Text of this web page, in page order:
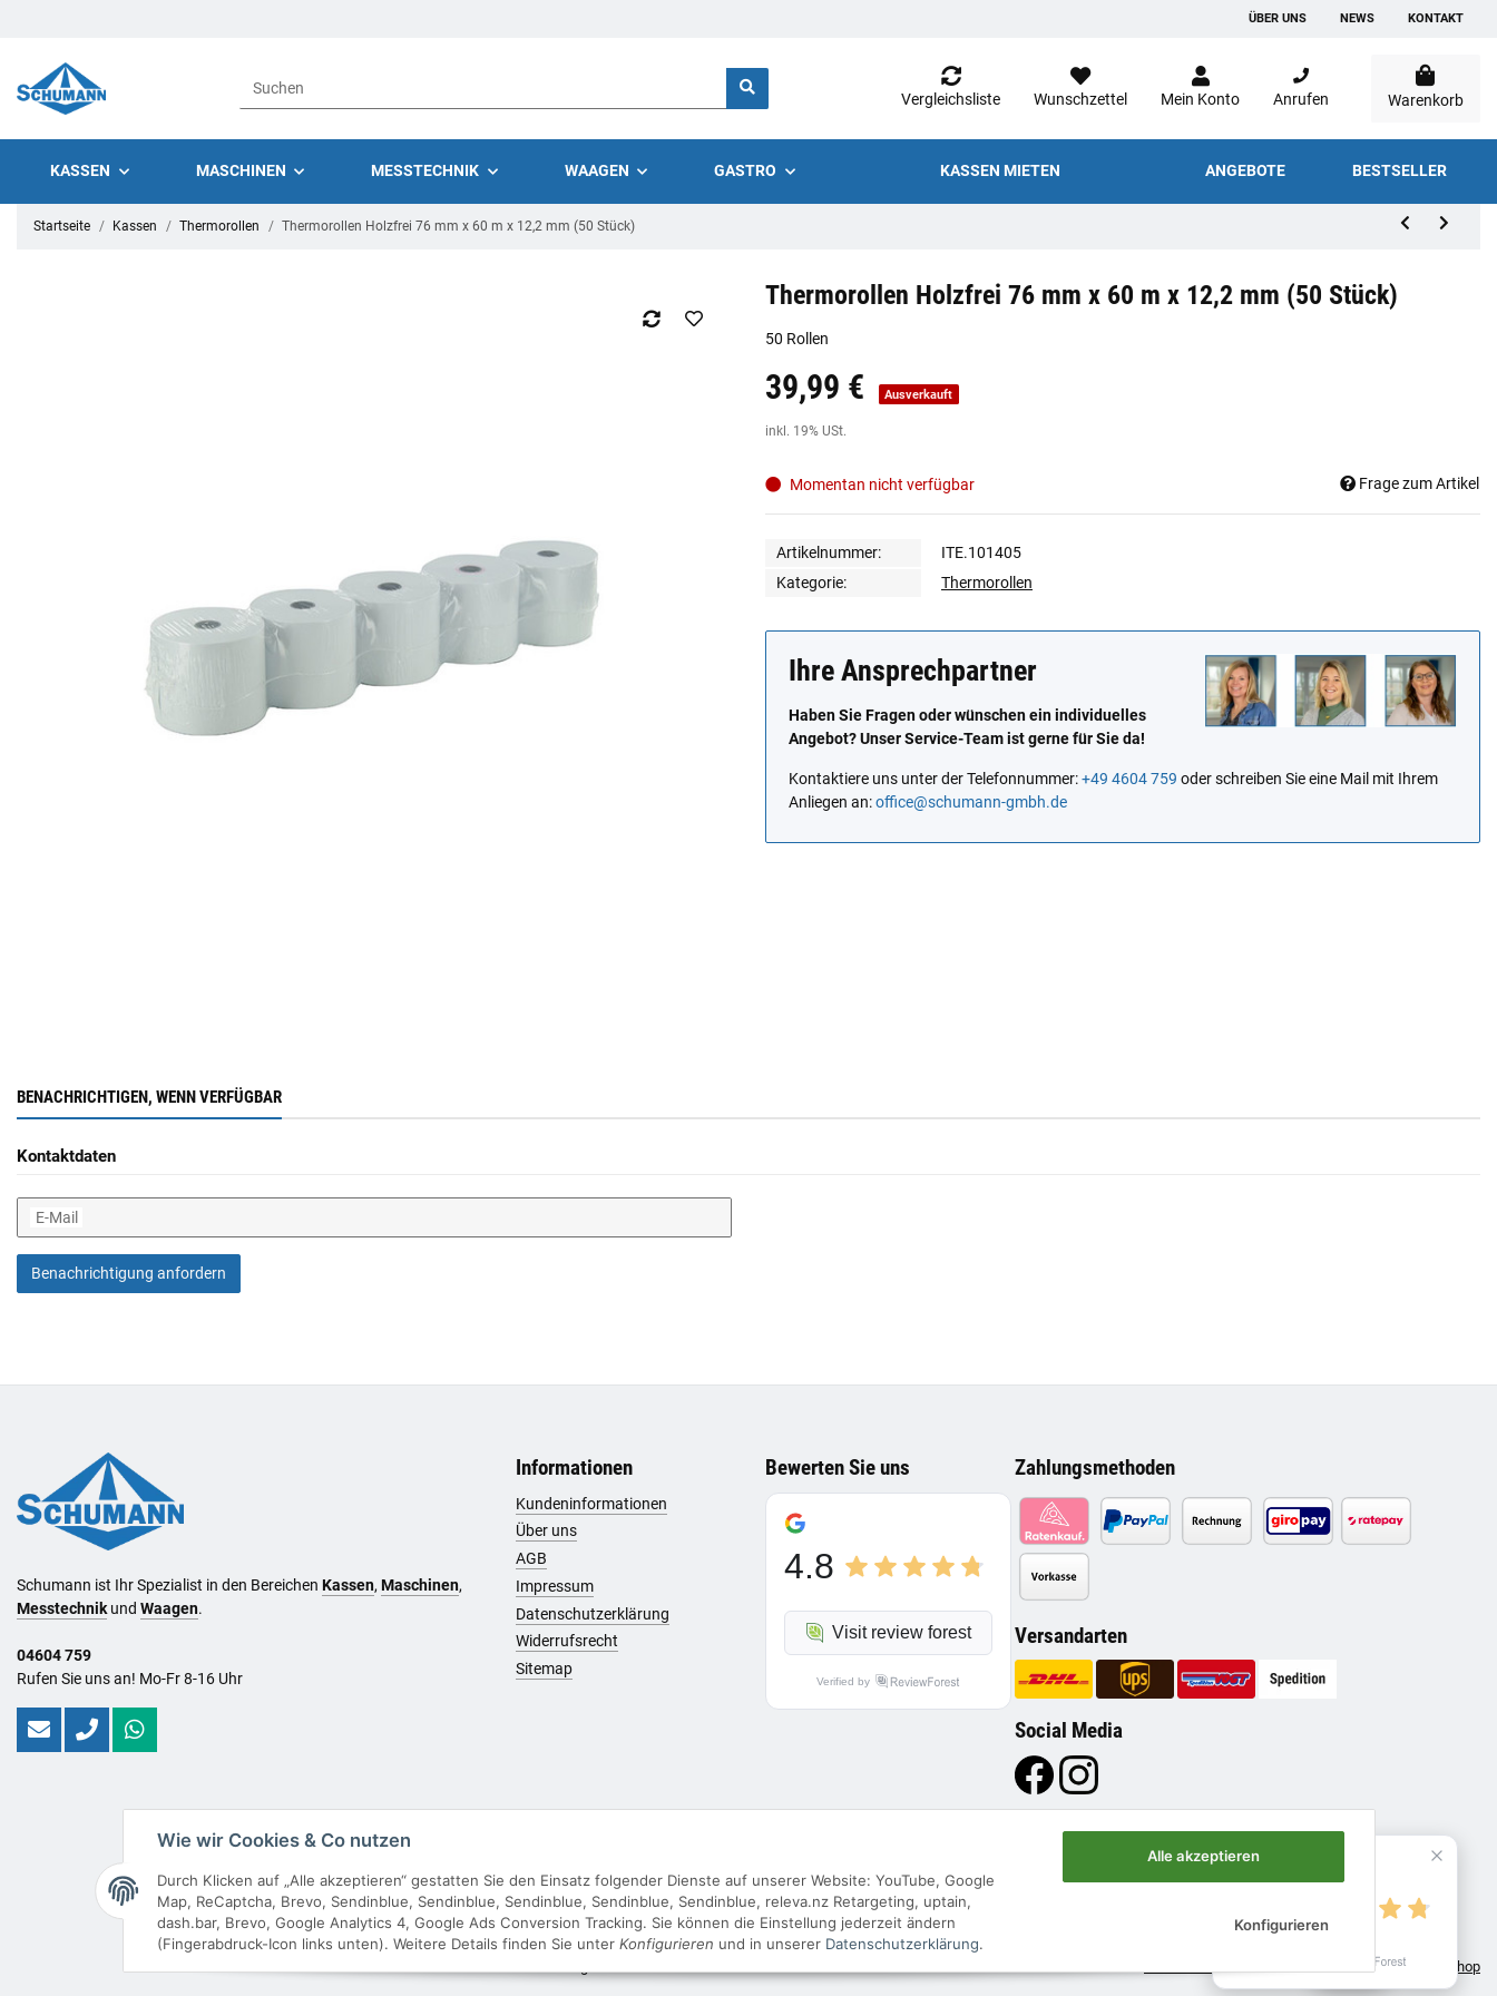
ÜBER UNS NEWS KONTAKT
Vergleichsliste Wunschzettel Mein Konto Anrufen Warenkorb
KASSEN MASCHINEN MESSTECHNIK WAAGEN GASTRO KASSEN MIETEN ANGEBOTE BESTSELLER
Startseite Kassen Thermorollen Thermorollen Holzfrei 76 mm x 60 m x 12,2 mm (50 Stück)
Thermorollen Holzfrei 76 mm x 60 m x 12,2 mm (50 Stück)
50 Rollen
Preis: 19,44 €inkl. 19% USt.
39,99 € Ausverkauft
inkl. 19% USt.
Momentan nicht verfügbar Frage zum Artikel
Artikelnummer:
ITE.101405
Kategorie:
Thermorollen
Ihre Ansprechpartner
Haben Sie Fragen oder wünschen ein individuelles
Angebot? Unser Service-Team ist gerne für Sie da!
Kontaktiere uns unter der Telefonnummer:+49 4604 759 oder schreiben Sie eine Mail mit Ihrem
Anliegen an:office@schumann-gmbh.de
BENACHRICHTIGEN, WENN VERFÜGBAR
Kontaktdaten
E-Mail
Benachrichtigung anfordern
Schumann ist Ihr Spezialist in den Bereichen Kassen, Maschinen,
Messtechnik und Waagen.
04604 759
Rufen Sie uns an! Mo-Fr 8-16 Uhr
Informationen
Kundeninformationen
Über uns
AGB
Impressum
Datenschutzerklärung
Widerrufsrecht
Sitemap
Bewerten Sie uns
4.8
Visit review forest
Verified by
Zahlungsmethoden
Versandarten
Social Media
Vertrag widerrufen
• Powered by JTL-Shop
Wie wir Cookies & Co nutzen
Durch Klicken auf „Alle akzeptieren“ gestatten Sie den Einsatz folgender Dienste auf unserer Website: YouTube, Google
Map, ReCaptcha, Brevo, Sendinblue, Sendinblue, Sendinblue, Sendinblue, Sendinblue, releva.nz Retargeting, uptain,
dash.bar, Brevo, Google Analytics 4, Google Ads Conversion Tracking. Sie können die Einstellung jederzeit ändern
(Fingerabdruck-Icon links unten). Weitere Details finden Sie unter Konfigurieren und in unserer Datenschutzerklärung.
Alle akzeptieren
Konfigurieren